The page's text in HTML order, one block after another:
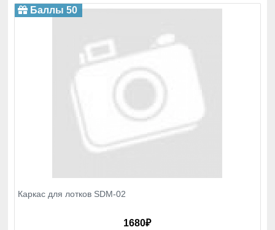
Каркас для лотков SDM-02
1680₽
Баллы 50